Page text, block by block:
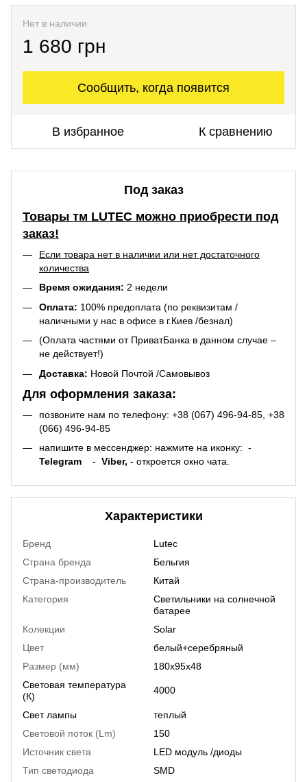
Нет в наличии
1 680 грн
Сообщить, когда появится
В избранное К сравнению
Под заказ
Товары тм LUTEC можно приобрести под
заказ!
Если товара нет в наличии или нет достаточного
количества
Время ожидания: 2 недели
Оплата: 100% предоплата (по реквизитам /
наличными у нас в офисе в г.Киев /безнал)
(Оплата частями от ПриватБанка в данном случае –
не действует!)
Доставка: Новой Почтой /Самовывоз
Для оформления заказа:
позвоните нам по телефону: +38 (067) 496-94-85 +38
(066) 496-94-85
напишите в мессенджер: нажмите на иконку: -
Telegram - Viber, - откроется окно чата.
Характеристики
Бренд
Lutec
Страна бренда
Бельгия
Страна-производитель
Китай
Категория
Светильники на солнечной
батарее
Колекции
Solar
Цвет
белый+серебряный
Размер (мм)
180х95х48
Световая температура
(К)
4000
Свет лампы
теплый
Световой поток (Lm)
150
Источник света
LED модуль /диоды
Тип светодиода
SMD